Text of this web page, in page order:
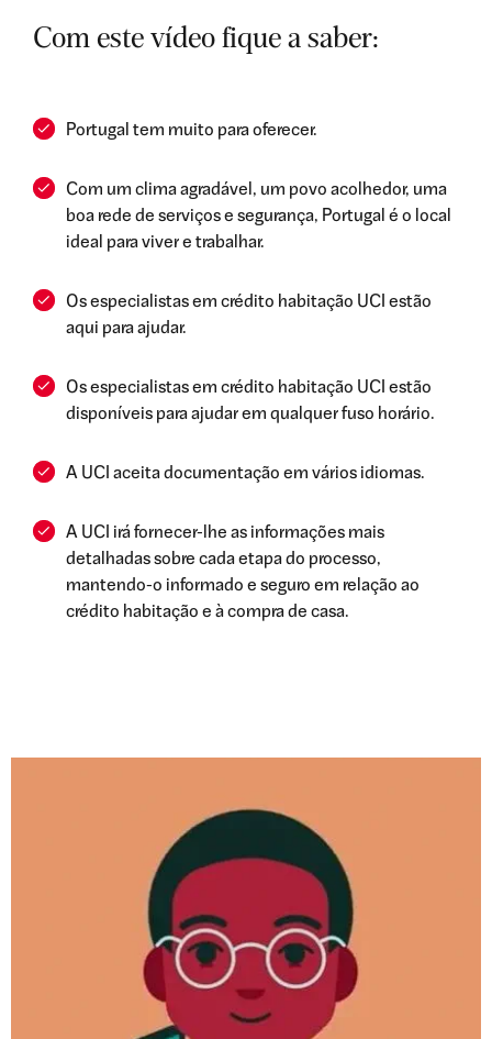
Com este vídeo fique a saber:
Portugal tem muito para oferecer.
Com um clima agradável, um povo acolhedor, uma
boa rede de serviços e segurança, Portugal é o local
ideal para viver e trabalhar.
Os especialistas em crédito habitação UCI estão
aqui para ajudar.
Os especialistas em crédito habitação UCI estão
disponíveis para ajudar em qualquer fuso horário.
A UCI aceita documentação em vários idiomas.
A UCI irá fornecer-lhe as informações mais
detalhadas sobre cada etapa do processo,
mantendo-o informado e seguro em relação ao
crédito habitação e à compra de casa.